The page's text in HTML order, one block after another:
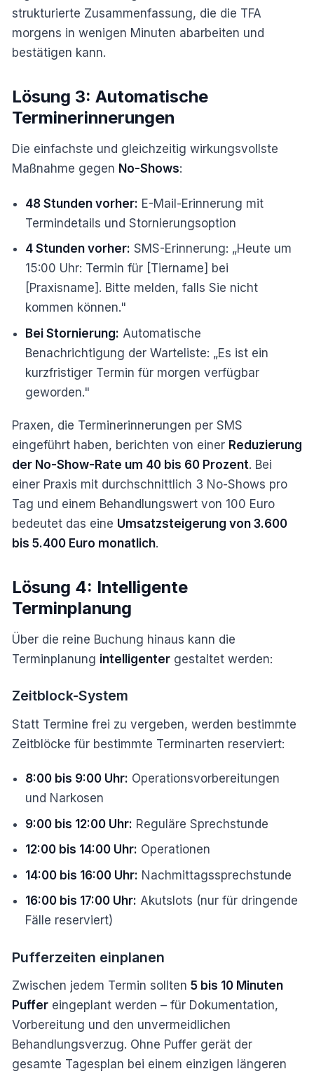
strukturierte Zusammenfassung, die die TFA
morgens in wenigen Minuten abarbeiten und
bestätigen kann.
Lösung 3: Automatische
Terminerinnerungen
Die einfachste und gleichzeitig wirkungsvollste
Maßnahme gegen No-Shows:
48 Stunden vorher: E-Mail-Erinnerung mit
Termindetails und Stornierungsoption
4 Stunden vorher: SMS-Erinnerung: „Heute um
15:00 Uhr: Termin für [Tiername] bei
[Praxisname]. Bitte melden, falls Sie nicht
kommen können."
Bei Stornierung: Automatische
Benachrichtigung der Warteliste: „Es ist ein
kurzfristiger Termin für morgen verfügbar
geworden."
Praxen, die Terminerinnerungen per SMS
eingeführt haben, berichten von einer Reduzierung
der No-Show-Rate um 40 bis 60 Prozent. Bei
einer Praxis mit durchschnittlich 3 No-Shows pro
Tag und einem Behandlungswert von 100 Euro
bedeutet das eine Umsatzsteigerung von 3.600
bis 5.400 Euro monatlich.
Lösung 4: Intelligente
Terminplanung
Über die reine Buchung hinaus kann die
Terminplanung intelligenter gestaltet werden:
Zeitblock-System
Statt Termine frei zu vergeben, werden bestimmte
Zeitblöcke für bestimmte Terminarten reserviert:
8:00 bis 9:00 Uhr: Operationsvorbereitungen
und Narkosen
9:00 bis 12:00 Uhr: Reguläre Sprechstunde
12:00 bis 14:00 Uhr: Operationen
14:00 bis 16:00 Uhr: Nachmittagssprechstunde
16:00 bis 17:00 Uhr: Akutslots (nur für dringende
Fälle reserviert)
Pufferzeiten einplanen
Zwischen jedem Termin sollten 5 bis 10 Minuten
Puffer eingeplant werden – für Dokumentation,
Vorbereitung und den unvermeidlichen
Behandlungsverzug. Ohne Puffer gerät der
gesamte Tagesplan bei einem einzigen längeren